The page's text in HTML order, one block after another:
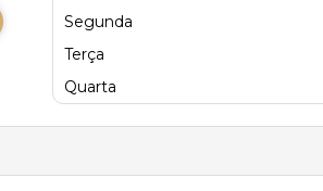
Segunda
Terça
Quarta